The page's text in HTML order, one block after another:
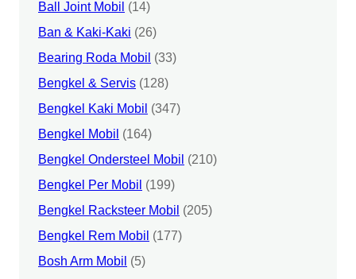
Ball Joint Mobil (14)
Ban & Kaki-Kaki (26)
Bearing Roda Mobil (33)
Bengkel & Servis (128)
Bengkel Kaki Mobil (347)
Bengkel Mobil (164)
Bengkel Ondersteel Mobil (210)
Bengkel Per Mobil (199)
Bengkel Racksteer Mobil (205)
Bengkel Rem Mobil (177)
Bosh Arm Mobil (5)